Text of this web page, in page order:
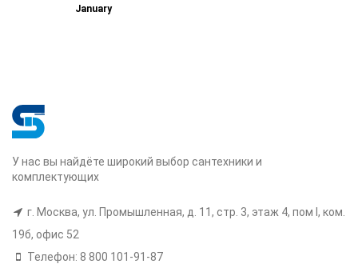
January
У нас вы найдёте широкий выбор сантехники и
комплектующих
г. Москва, ул. Промышленная, д. 11, стр. 3, этаж 4, пом I, ком.
19б, офис 52
Телефон: 8 800 101-91-87